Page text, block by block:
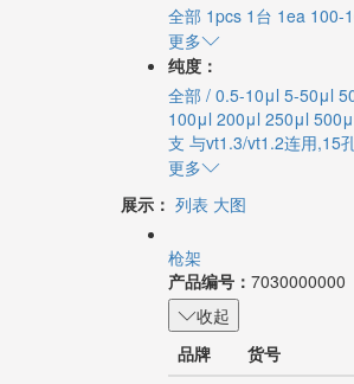
全部 1pcs 1台 1ea 100-
更多
纯度：
全部 / 0.5-10μl 5-50μl
100μl 200μl 250μl
支 与vt1.3/vt1.2连用,15
更多
展示： 列表 大图
枪架
产品编号： 7030000000
收起
品牌
货号